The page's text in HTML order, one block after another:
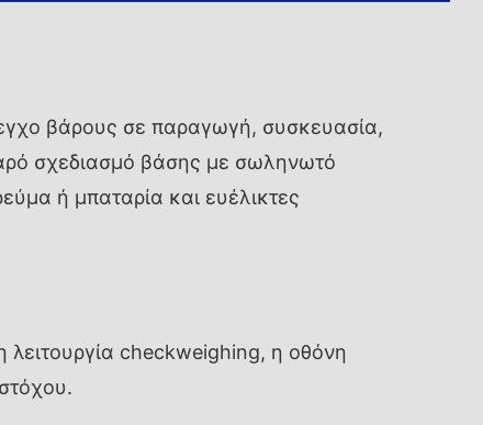
βάρους σε παραγωγή, συσκευασία,
σχεδιασμό βάσης με σωληνωτό
ή μπαταρία και ευέλικτες
checkweighing, η οθόνη